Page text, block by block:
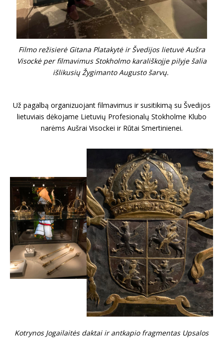
Filmo režisierė Gitana Platakytė ir Švedijos lietuvė Aušra
Visockė per filmavimus Stokholmo karališkojje pilyje šalia
išlikusių Žygimanto Augusto šarvų.
Už pagalbą organizuojant filmavimus ir susitikimą su Švedijos
lietuviais dėkojame Lietuvių Profesionalų Stokholme Klubo
narėms Aušrai Visockei ir Rūtai Smertinienei.
Kotrynos Jogailaitės daktai ir antkapio fragmentas Upsalos